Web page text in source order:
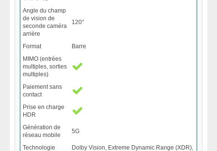
Angle du champ
de vision de
seconde caméra
arrière
120°
Format
Barre
MIMO (entrées
multiples, sorties
multiples)
Paiement sans
contact
Prise en charge
HDR
Génération de
réseau mobile
5G
Technologie
Dolby Vision, Extreme Dynamic Range (XDR),